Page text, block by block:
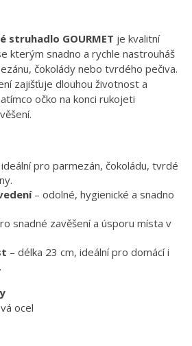
struhadlo GOURMET je kvalitní
kterým snadno a rychle nastrouháš
čokolády nebo tvrdého pečiva.
zajišťuje dlouhou životnost a
očko na konci rukojeti
pro parmezán, čokoládu, tvrdé
– odolné, hygienické a snadno
snadné zavěšení a úsporu místa v
– délka 23 cm, ideální pro domácí i
ocel